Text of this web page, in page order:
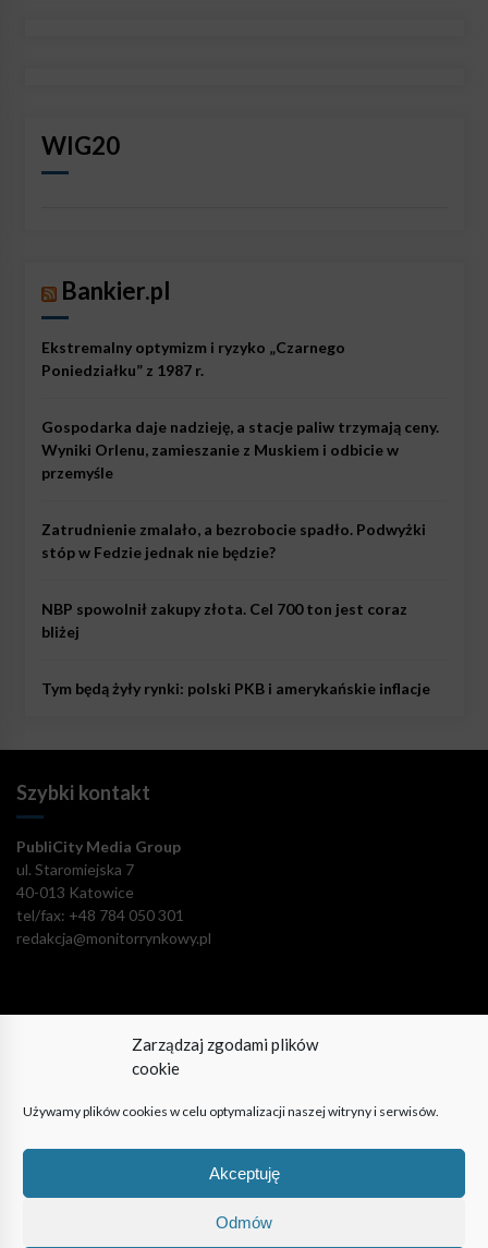
Zarządzaj zgodami plików
cookie
Używamy plików cookies w celu optymalizacji naszej witryny i serwisów.
Akceptuję
Odmów
WIG20
Bankier.pl
Ekstremalny optymizm i ryzyko „Czarnego
Poniedziałku” z 1987 r.
Gospodarka daje nadzieję, a stacje paliw trzymają ceny.
Wyniki Orlenu, zamieszanie z Muskiem i odbicie w
przemyśle
Zatrudnienie zmalało, a bezrobocie spadło. Podwyżki
stóp w Fedzie jednak nie będzie?
NBP spowolnił zakupy złota. Cel 700 ton jest coraz
bliżej
Tym będą żyły rynki: polski PKB i amerykańskie inflacje
Szybki kontakt
PubliCity Media Group
ul. Staromiejska 7
40-013 Katowice
tel/fax: +48 784 050 301
redakcja@monitorrynkowy.pl
Pozostańmy w kontakcie!
© PubliCity Media Group 2009-2024. Wszystkie prawa
zastrzeżone. Korzystanie z portalu oznacza akceptację polityki